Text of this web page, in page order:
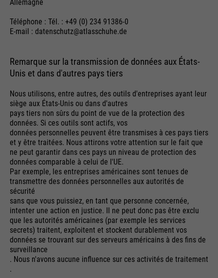
Allemagne
Téléphone : Tél. : +49 (0) 234 91386-0
E-mail : datenschutz@atlasschuhe.de
Remarque sur la transmission de données aux États-
Unis et dans d'autres pays tiers
Nous utilisons, entre autres, des outils d'entreprises ayant leur
siège aux États-Unis ou dans d'autres
pays tiers non sûrs du point de vue de la protection des
données. Si ces outils sont actifs, vos
données personnelles peuvent être transmises à ces pays tiers
et y être traitées. Nous attirons votre attention sur le fait que
ne peut garantir dans ces pays un niveau de protection des
données comparable à celui de l'UE.
Par exemple, les entreprises américaines sont tenues de
transmettre des données personnelles aux autorités de
sécurité
sans que vous puissiez, en tant que personne concernée,
intenter une action en justice. Il ne peut donc pas être exclu
que les autorités américaines (par exemple les services
secrets) traitent, exploitent et stockent durablement vos
données se trouvant sur des serveurs américains à des fins de
surveillance
. Nous n'avons aucune influence sur ces activités de traitement
.